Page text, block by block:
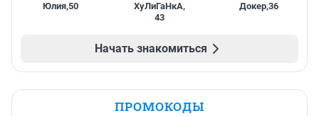
Юлия,50 ХуЛиГаНкА,
43
Докер,36
Начать знакомиться
ПРОМОКОДЫ